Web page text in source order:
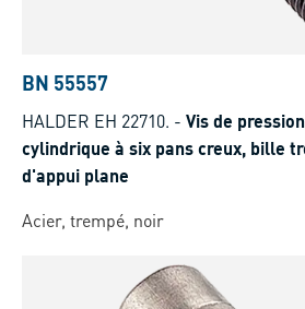
BN 55557
HALDER EH 22710. - Vis de
cylindrique à six pans creux, bille
d'appui plane
Acier, trempé, noir